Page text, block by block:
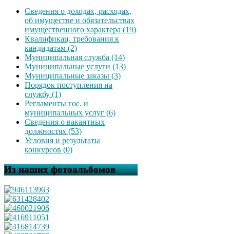
Сведения о доходах, расходах,
об имуществе и обязательствах
имущественного характера (19)
Квалификац. требования к
кандидатам (2)
Муниципальная служба (14)
Муниципальные услуги (13)
Муниципальные заказы (3)
Порядок поступления на
службу (1)
Регламенты гос. и
муниципальных услуг (6)
Сведения о вакантных
должностях (53)
Условия и результаты
конкурсов (0)
Из наших фотоальбомов